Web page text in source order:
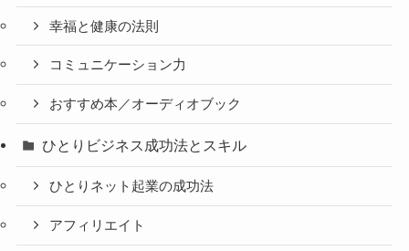
幸福と健康の法則
コミュニケーション力
おすすめ本／オーディオブック
ひとりビジネス成功法とスキル
ひとりネット起業の成功法
アフィリエイト